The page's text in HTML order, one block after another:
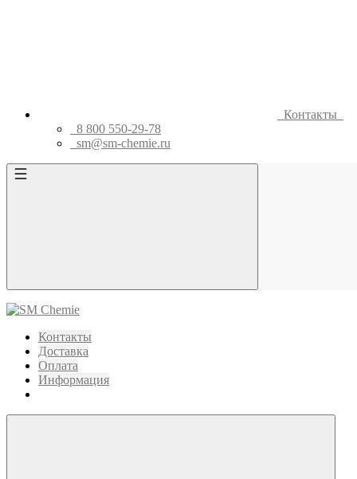
Контакты
8 800 550-29-78
sm@sm-chemie.ru
Контакты
Доставка
Оплата
Информация